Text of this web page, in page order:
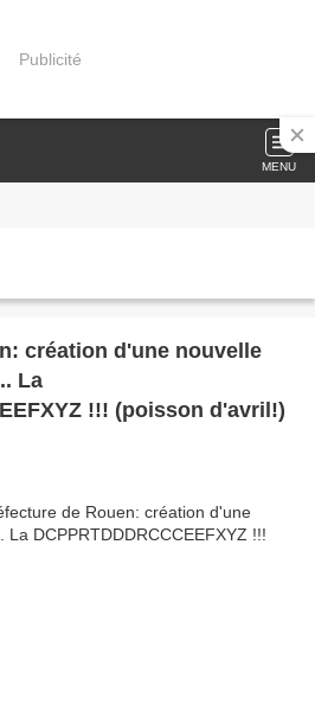
Publicité
MENU
création d'une nouvelle
La
!!! (poisson d'avril!)